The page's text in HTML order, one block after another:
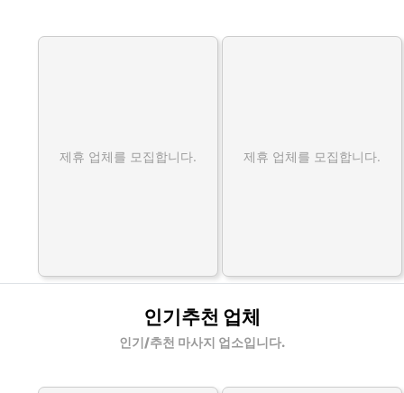
제휴 업체를 모집합니다. 제휴 업체를 모집합니다.
인기추천 업체
인기/추천 마사지 업소입니다.